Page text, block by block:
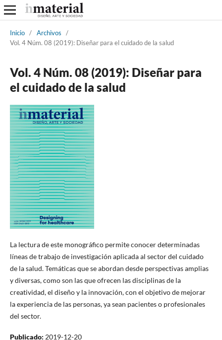
Inicio / Archivos
/
Vol. 4 Núm. 08 (2019): Diseñar para el cuidado de la salud
Vol. 4 Núm. 08 (2019): Diseñar para
el cuidado de la salud
La lectura de este monográfico permite conocer determinadas
líneas de trabajo de investigación aplicada al sector del cuidado
de la salud. Temáticas que se abordan desde perspectivas amplias
y diversas, como son las que ofrecen las disciplinas de la
creatividad, el diseño y la innovación, con el objetivo de mejorar
la experiencia de las personas, ya sean pacientes o profesionales
del sector.
Publicado: 2019-12-20